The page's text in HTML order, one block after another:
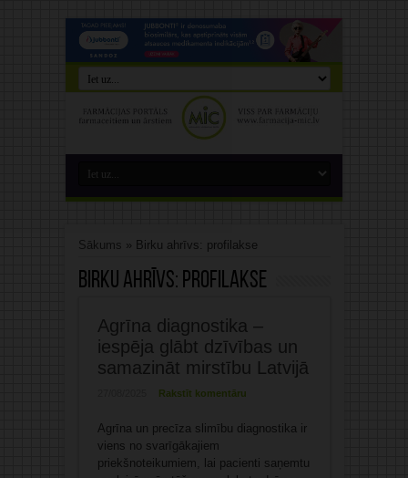
Sākums » Birku ahrīvs: profilakse
Birku ahrīvs: profilakse
Agrīna diagnostika –
iespēja glābt dzīvības un
samazināt mirstību Latvijā
Rakstīt komentāru
Agrīna un precīza slimību diagnostika ir
viens no svarīgākajiem
priekšnoteikumiem, lai pacienti saņemtu